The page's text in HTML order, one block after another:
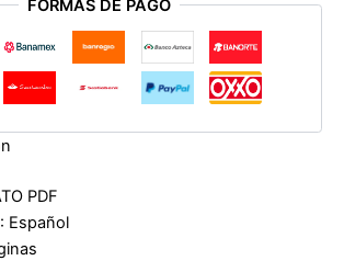
FORMAS DE PAGO
PDF
Español